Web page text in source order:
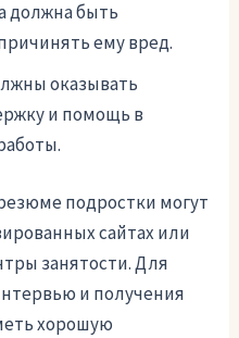
должна быть
ему вред.
оказывать
и помощь в
подростки могут
сайтах или
занятости. Для
и получения
хорошую